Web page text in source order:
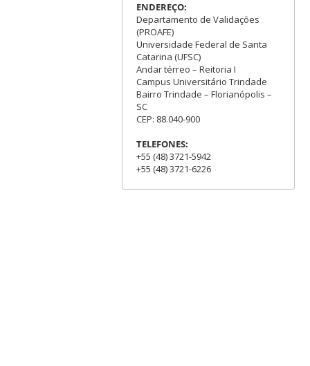
ENDEREÇO:
Departamento de Validações
(PROAFE)
Universidade Federal de Santa
Catarina (UFSC)
Andar térreo – Reitoria I
Campus Universitário Trindade
Bairro Trindade – Florianópolis –
SC
CEP: 88.040-900
TELEFONES:
+55 (48) 3721-5942
+55 (48) 3721-6226